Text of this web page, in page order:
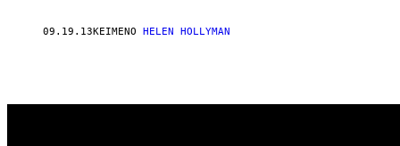
09.19.13ΚΕΊΜΕΝΟ HELEN HOLLYMAN